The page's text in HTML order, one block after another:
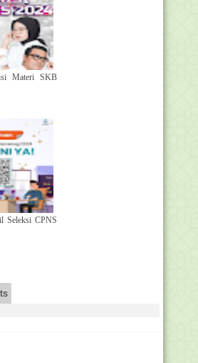
Materi SKB
Seleksi CPNS